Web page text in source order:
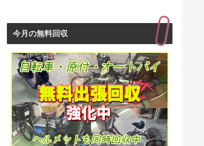
今月の無料回収